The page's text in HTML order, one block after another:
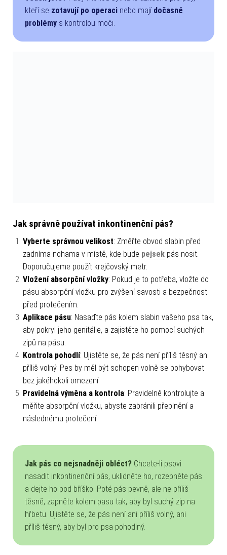
kteří se zotavují po operaci nebo mají dočasné
problémy s kontrolou moči.
Jak správně používat inkontinenční pás?
Vyberte správnou velikost: Změřte obvod slabin před
zadníma nohama v místě, kde bude pejsek pás nosit.
Doporučujeme použít krejčovský metr.
Vložení absorpční vložky: Pokud je to potřeba, vložte do
pásu absorpční vložku pro zvýšení savosti a bezpečnosti
před protečením.
Aplikace pásu: Nasaďte pás kolem slabin vašeho psa tak,
aby pokryl jeho genitálie, a zajistěte ho pomocí suchých
zipů na pásu.
Kontrola pohodlí: Ujistěte se, že pás není příliš těsný ani
příliš volný. Pes by měl být schopen volně se pohybovat
bez jakéhokoli omezení.
Pravidelná výměna a kontrola: Pravidelně kontrolujte a
měňte absorpční vložku, abyste zabránili přeplnění a
následnému protečení.
Jak pás co nejsnadněji obléct? Chcete-li psovi
nasadit inkontinenční pás, uklidněte ho, rozepněte pás
a dejte ho pod bříško. Poté pás pevně, ale ne příliš
těsně, zapněte kolem pasu tak, aby byl suchý zip na
hřbetu. Ujistěte se, že pás není ani příliš volný, ani
příliš těsný, aby byl pro psa pohodlný.